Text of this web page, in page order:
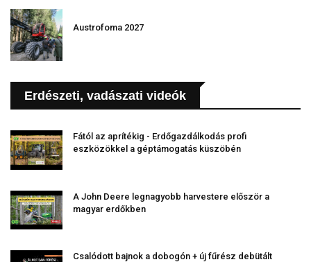
Austrofoma 2027
Erdészeti, vadászati videók
Fától az aprítékig - Erdőgazdálkodás profi
eszközökkel a géptámogatás küszöbén
A John Deere legnagyobb harvestere először a
magyar erdőkben
Csalódott bajnok a dobogón + új fűrész debütált